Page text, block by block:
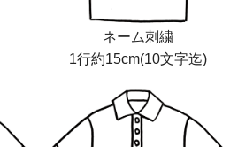
ネーム刺繍
1行約15cm(10文字迄)